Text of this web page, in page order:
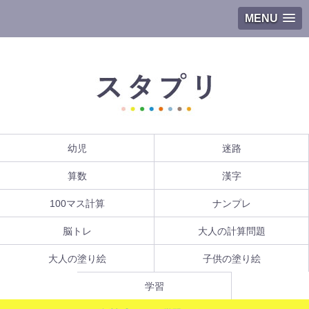
MENU
幼児 迷路
算数 漢字
100マス計算 ナンプレ
脳トレ 大人の計算問題
大人の塗り絵 子供の塗り絵
学習